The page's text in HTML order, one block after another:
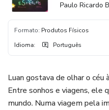
Paulo Ricardo
Formato: Produtos Físicos
Idioma: Português
Luan gostava de olhar o
Entre sonhos e viagens, ele
mundo. Numa viagem pela